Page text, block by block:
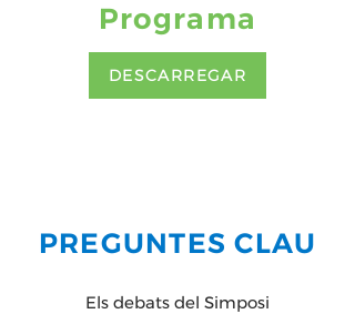
Programa
DESCARREGAR
PREGUNTES CLAU
Els debats del Simposi